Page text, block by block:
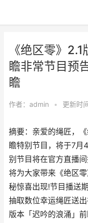
《绝区零》
瞻非常节目预
瞻
作者： admin • 更新时
摘要：亲爱的绳匠，
瞻特别节目，将于7月
别节目将在官方直播
将为大家带来《绝区
秘惊喜出现!节目播送
抽取数位幸运绳匠送
版本「迟吟的浪涌」